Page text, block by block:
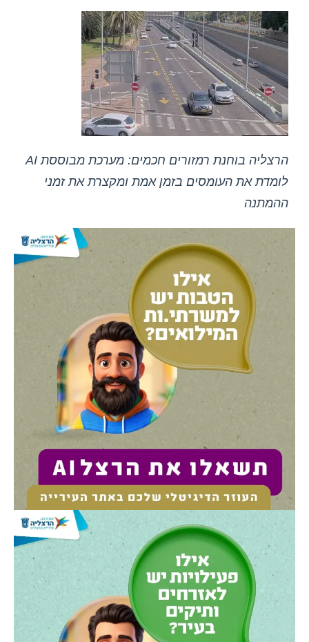
הרצליה בוחנת רמזורים חכמים: מערכת מבוססת AI
לומדת את העומסים בזמן אמת ומקצרת את זמני
ההמתנה